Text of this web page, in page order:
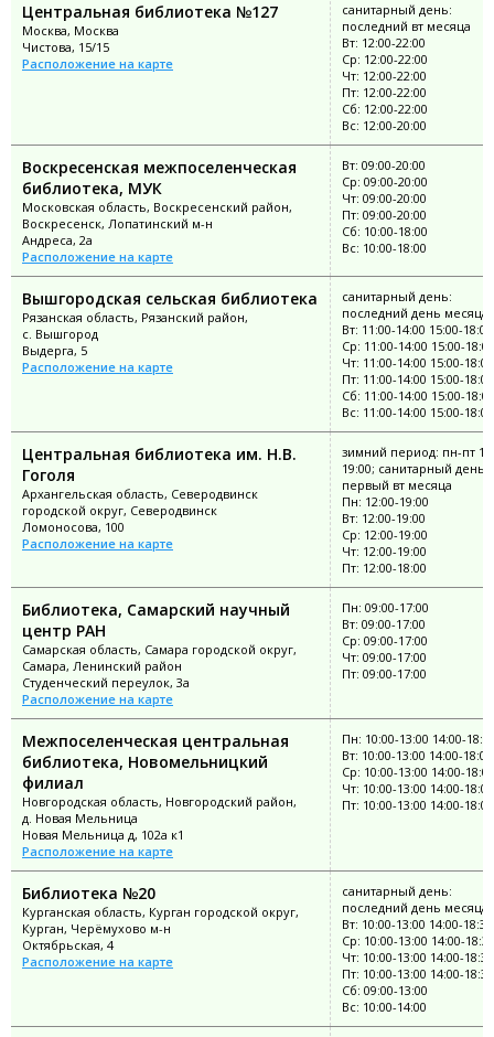
Центральная библиотека №127
Москва, Москва
Чистова, 15/15
Расположение на карте
санитарный день:
последний вт месяца
Вт: 12:00-22:00
Ср: 12:00-22:00
Чт: 12:00-22:00
Пт: 12:00-22:00
Сб: 12:00-22:00
Вс: 12:00-20:00
Воскресенская межпоселенческая
библиотека, МУК
Московская область, Воскресенский район,
Воскресенск, Лопатинский м-н
Андреса, 2а
Расположение на карте
Вт: 09:00-20:00
Ср: 09:00-20:00
Чт: 09:00-20:00
Пт: 09:00-20:00
Сб: 10:00-18:00
Вс: 10:00-18:00
Вышгородская сельская библиотека
Рязанская область, Рязанский район,
с. Вышгород
Выдерга, 5
Расположение на карте
санитарный день:
последний день месяца
Вт: 11:00-14:00 15:00-18:00
Ср: 11:00-14:00 15:00-18:00
Чт: 11:00-14:00 15:00-18:00
Пт: 11:00-14:00 15:00-18:00
Сб: 11:00-14:00 15:00-18:00
Вс: 11:00-14:00 15:00-18:00
Центральная библиотека им. Н.В.
Гоголя
Архангельская область, Северодвинск
городской округ, Северодвинск
Ломоносова, 100
Расположение на карте
зимний период: пн-пт
19:00; санитарный день:
первый вт месяца
Пн: 12:00-19:00
Вт: 12:00-19:00
Ср: 12:00-19:00
Чт: 12:00-19:00
Пт: 12:00-18:00
Библиотека, Самарский научный
центр РАН
Самарская область, Самара городской округ,
Самара, Ленинский район
Студенческий переулок, 3а
Расположение на карте
Пн: 09:00-17:00
Вт: 09:00-17:00
Ср: 09:00-17:00
Чт: 09:00-17:00
Пт: 09:00-17:00
Межпоселенческая центральная
библиотека, Новомельницкий
филиал
Новгородская область, Новгородский район,
д. Новая Мельница
Новая Мельница д, 102а к1
Расположение на карте
Пн: 10:00-13:00 14:00-
Вт: 10:00-13:00 14:00-18:00
Ср: 10:00-13:00 14:00-18:00
Чт: 10:00-13:00 14:00-18:00
Пт: 10:00-13:00 14:00-18:00
Библиотека №20
Курганская область, Курган городской округ,
Курган, Черёмухово м-н
Октябрьская, 4
Расположение на карте
санитарный день:
последний день месяца
Вт: 10:00-13:00 14:00-18:30
Ср: 10:00-13:00 14:00-18:30
Чт: 10:00-13:00 14:00-18:30
Пт: 10:00-13:00 14:00-18:30
Сб: 09:00-13:00
Вс: 10:00-14:00